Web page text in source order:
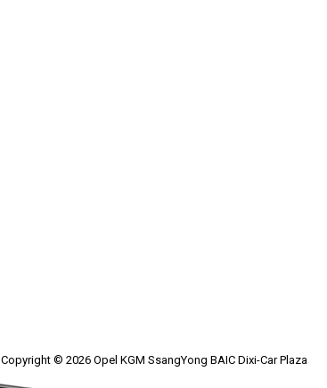
Copyright © 2026 Opel KGM SsangYong BAIC Dixi-Car Plaza